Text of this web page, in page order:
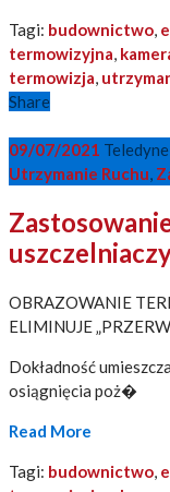
Tagi: budownictwo,
termowizyjna,
termowizja,
Share
09/07/2021
Utrzymanie Ruchu,
OBRAZOWANIE
ELIMINUJE
Dokładność
osiągnięcia poż�
Read More
Tagi: budownictwo,